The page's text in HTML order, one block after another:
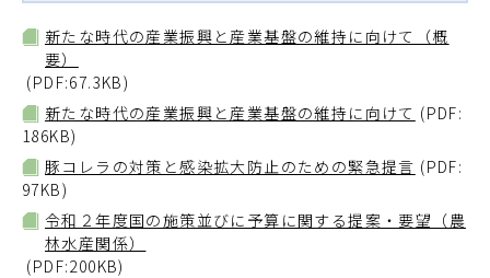
新たな時代の産業振興と産業基盤の維持に向けて（概
要）
(PDF:67.3KB)
新たな時代の産業振興と産業基盤の維持に向けて (PDF:
186KB)
豚コレラの対策と感染拡大防止のための緊急提言 (PDF:
97KB)
令和２年度国の施策並びに予算に関する提案・要望（農
林水産関係）
(PDF:200KB)